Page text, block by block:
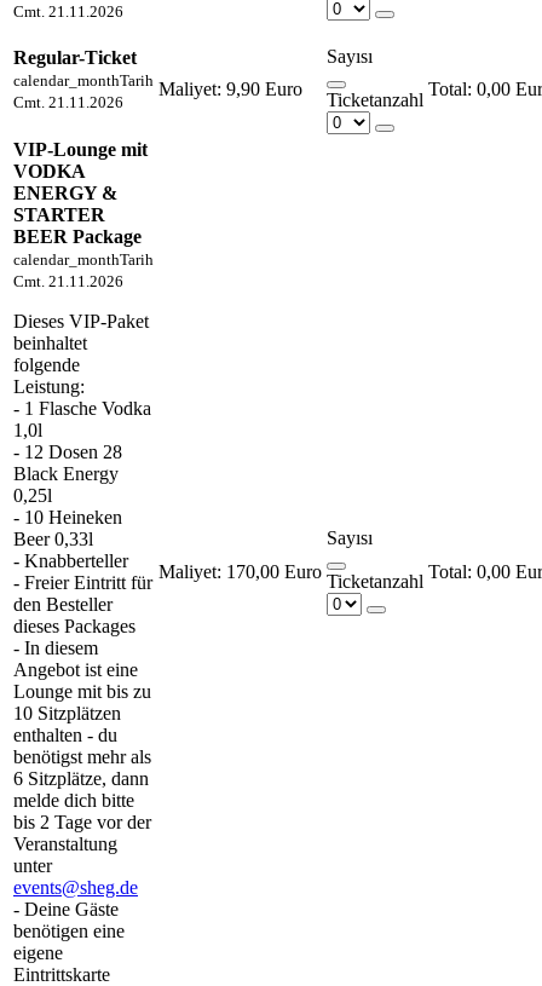
Cmt. 21.11.2026
Regular-Ticket
calendar_monthTarih
Cmt. 21.11.2026
Maliyet: 9,90 Euro
Sayısı
Ticketanzahl
0,00
VIP-Lounge mit
VODKA
ENERGY &
STARTER
BEER Package
calendar_monthTarih
Cmt. 21.11.2026
Dieses VIP-Paket
beinhaltet
folgende
Leistung:
- 1 Flasche Vodka
1,0l
- 12 Dosen 28
Black Energy
0,25l
- 10 Heineken
Beer 0,33l
- Knabberteller
- Freier Eintritt für
den Besteller
dieses Packages
- In diesem
Angebot ist eine
Lounge mit bis zu
10 Sitzplätzen
enthalten - du
benötigst mehr als
6 Sitzplätze, dann
melde dich bitte
bis 2 Tage vor der
Veranstaltung
unter
events@sheg.de
- Deine Gäste
benötigen eine
eigene
Eintrittskarte
Maliyet: 170,00 Euro
Sayısı
Ticketanzahl 0,00